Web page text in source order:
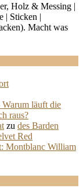
Holz & Messing |
| Sticken |
Macht was
läuft die
raus?
zu des Barden
Red
Montblanc William